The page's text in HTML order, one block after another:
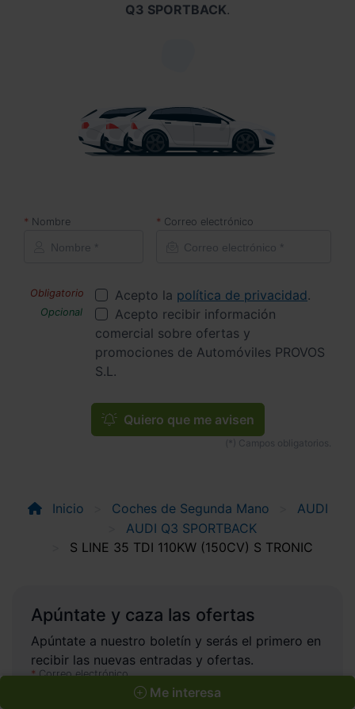
Q3 SPORTBACK.
Nombre Correo electrónico
Acepto la política de privacidad.
Acepto recibir información
comercial sobre ofertas y
promociones de Automóviles PROVOS
S.L.
Quiero que me avisen
Me interesa
Inicio Coches de Segunda Mano
AUDI
AUDI Q3 SPORTBACK
S LINE 35 TDI 110KW (150CV) S TRONIC
Apúntate y caza las ofertas
Apúntate a nuestro boletín y serás el primero en
recibir las nuevas entradas y ofertas.
Correo electrónico